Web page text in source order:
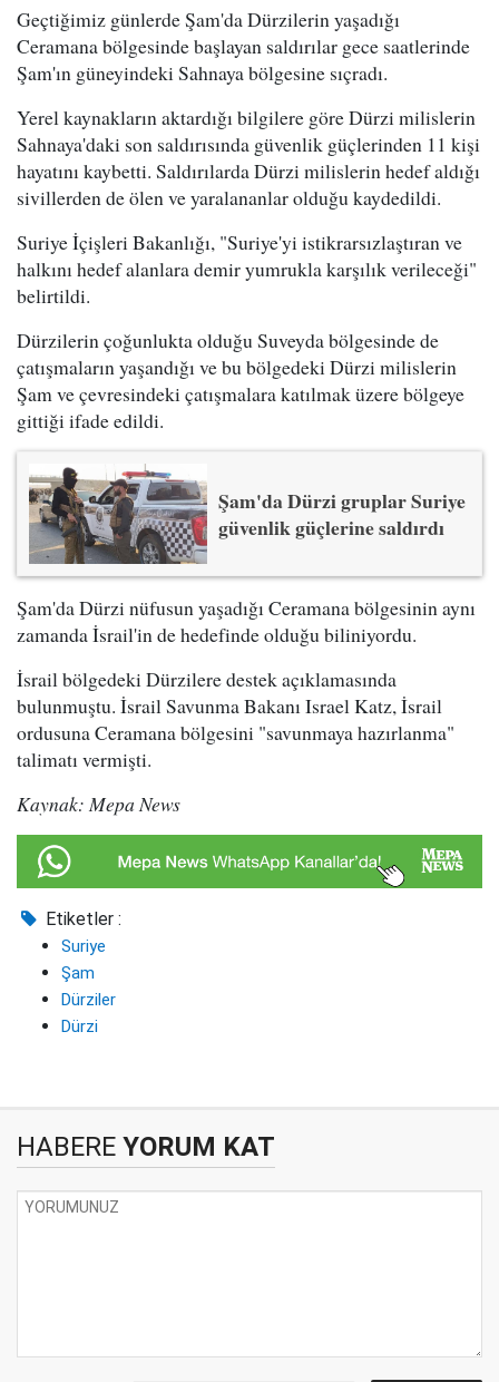
Geçtiğimiz günlerde Şam'da Dürzilerin yaşadığı
Ceramana bölgesinde başlayan saldırılar gece saatlerinde
Şam'ın güneyindeki Sahnaya bölgesine sıçradı.
Yerel kaynakların aktardığı bilgilere göre Dürzi milislerin
Sahnaya'daki son saldırısında güvenlik güçlerinden 11 kişi
hayatını kaybetti. Saldırılarda Dürzi milislerin hedef aldığı
sivillerden de ölen ve yaralananlar olduğu kaydedildi.
Suriye İçişleri Bakanlığı, "Suriye'yi istikrarsızlaştıran ve
halkını hedef alanlara demir yumrukla karşılık verileceği"
belirtildi.
Dürzilerin çoğunlukta olduğu Suveyda bölgesinde de
çatışmaların yaşandığı ve bu bölgedeki Dürzi milislerin
Şam ve çevresindeki çatışmalara katılmak üzere bölgeye
gittiği ifade edildi.
Şam'da Dürzi gruplar Suriye
güvenlik güçlerine saldırdı
Şam'da Dürzi nüfusun yaşadığı Ceramana bölgesinin aynı
zamanda İsrail'in de hedefinde olduğu biliniyordu.
İsrail bölgedeki Dürzilere destek açıklamasında
bulunmuştu. İsrail Savunma Bakanı Israel Katz, İsrail
ordusuna Ceramana bölgesini "savunmaya hazırlanma"
talimatı vermişti.
Kaynak: Mepa News
Etiketler :
Suriye
Şam
Dürziler
Dürzi
HABERE YORUM KAT